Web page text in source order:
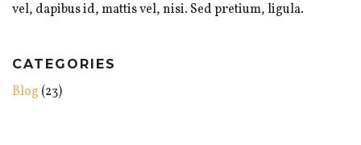
vel, dapibus id, mattis vel, nisi. Sed pretium, ligula.
CATEGORIES
Blog (23)